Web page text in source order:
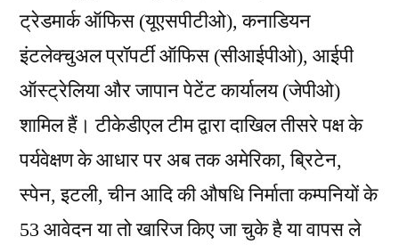
ट्रेडमार्क ऑफिस (यूएसपीटीओ), कनाडियन
इंटलेक्चुअल प्रॉपर्टी ऑफिस (सीआईपीओ), आईपी
ऑस्ट्रेलिया और जापान पेटेंट कार्यालय (जेपीओ)
शामिल हैं। टीकेडीएल टीम द्वारा दाखिल तीसरे पक्ष के
पर्यवेक्षण के आधार पर अब तक अमेरिका, ब्रिटेन,
स्पेन, इटली, चीन आदि की औषधि निर्माता कम्पनियों के
53 आवेदन या तो खारिज किए जा चुके है या वापस ले